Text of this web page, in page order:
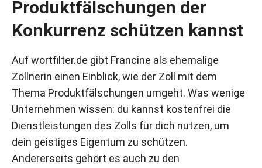
Produktfälschungen der
Konkurrenz schützen kannst
Auf wortfilter.de gibt Francine als ehemalige
Zöllnerin einen Einblick, wie der Zoll mit dem
Thema Produktfälschungen umgeht. Was wenige
Unternehmen wissen: du kannst kostenfrei die
Dienstleistungen des Zolls für dich nutzen, um
dein geistiges Eigentum zu schützen.
Andererseits gehört es auch zu den